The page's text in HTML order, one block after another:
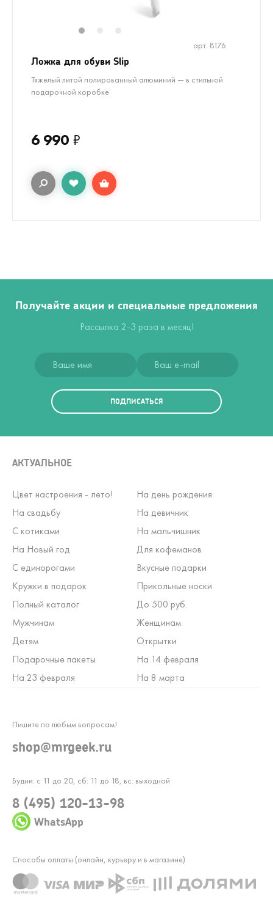
арт. 8176
Ложка для обуви Slip
Тяжелый литой полированный алюминий — в стильной
подарочной коробке
6 990 ₽
Получайте акции и специальные предложения
Рассылка 2-3 раза в месяц!
ПОДПИСАТЬСЯ
АКТУАЛЬНОЕ
Цвет настроения - лето!
На день рождения
На свадьбу
На девичник
С котиками
На мальчишник
На Новый год
Для кофеманов
С единорогами
Вкусные подарки
Кружки в подарок
Прикольные носки
Полный каталог
До 500 руб.
Мужчинам
Женщинам
Детям
Открытки
Подарочные пакеты
На 14 февраля
На 23 февраля
На 8 марта
Будни: с 11 до 20, сб: 11 до 18, вс: выходной
8 (495) 120-13-98
WhatsApp
Пишите по любым вопросам!
shop@mrgeek.ru
Способы оплаты (онлайн, курьеру и в магазине)